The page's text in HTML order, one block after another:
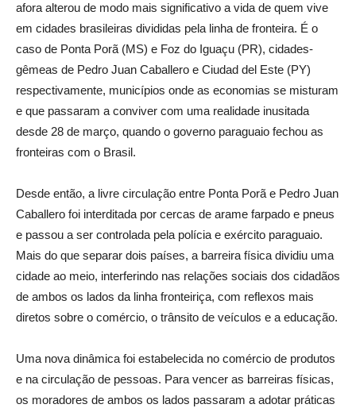
afora alterou de modo mais significativo a vida de quem vive
em cidades brasileiras divididas pela linha de fronteira. É o
caso de Ponta Porã (MS) e Foz do Iguaçu (PR), cidades-
gêmeas de Pedro Juan Caballero e Ciudad del Este (PY)
respectivamente, municípios onde as economias se misturam
e que passaram a conviver com uma realidade inusitada
desde 28 de março, quando o governo paraguaio fechou as
fronteiras com o Brasil.
Desde então, a livre circulação entre Ponta Porã e Pedro Juan
Caballero foi interditada por cercas de arame farpado e pneus
e passou a ser controlada pela polícia e exército paraguaio.
Mais do que separar dois países, a barreira física dividiu uma
cidade ao meio, interferindo nas relações sociais dos cidadãos
de ambos os lados da linha fronteiriça, com reflexos mais
diretos sobre o comércio, o trânsito de veículos e a educação.
Uma nova dinâmica foi estabelecida no comércio de produtos
e na circulação de pessoas. Para vencer as barreiras físicas,
os moradores de ambos os lados passaram a adotar práticas